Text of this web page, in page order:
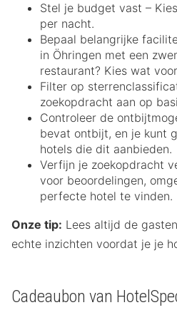
Stel je budget vast –
per nacht.
Bepaal belangrijke
in Öhringen met een
restaurant? Kies wat
Filter op
zoekopdracht aan op
Controleer de
bevat ontbijt, en je kunt
hotels die dit aanbieden.
Verfijn je zoekopdracht
voor beoordelingen,
perfecte hotel te vinden.
Onze tip: Lees altijd de
echte inzichten voordat je je
Cadeaubon van